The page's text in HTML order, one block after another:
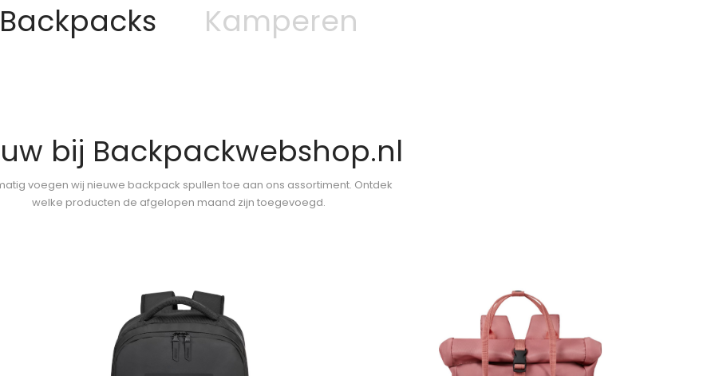
Backpacks Kamperen
bij Backpackwebshop.nl
voegen wij nieuwe backpack spullen toe aan ons assortiment. Ontdek
welke producten de afgelopen maand zijn toegevoegd.